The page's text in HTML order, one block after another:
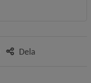
Dela